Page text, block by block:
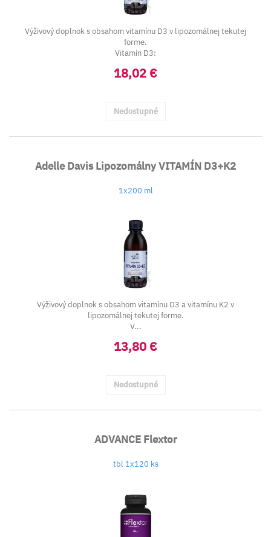
Výživový doplnok s obsahom vitamínu D3 v lipozomálnej tekutej
forme.
Vitamín D3:
18,02 €
Nedostupné
Adelle Davis Lipozomálny VITAMÍN D3+K2
1x200 ml
Výživový doplnok s obsahom vitamínu D3 a vitamínu K2 v
lipozomálnej tekutej forme.
V...
13,80 €
Nedostupné
ADVANCE Flextor
tbl 1x120 ks